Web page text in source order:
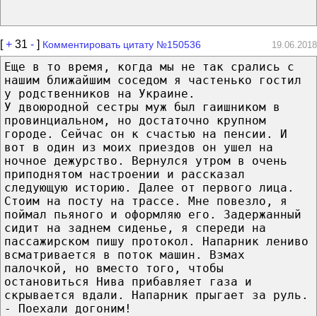
[+ 31 - ] Комментировать цитату №150536 19.06.2018
Еще в то время, когда мы не так срались с
нашим ближайшим соседом я частенько гостил
у родственников на Украине.
У двоюродной сестры муж был гаишником в
провинциальном, но достаточно крупном
городе. Сейчас он к счастью на пенсии. И
вот в один из моих приездов он ушел на
ночное дежурство. Вернулся утром в очень
приподнятом настроении и рассказал
следующую историю. Далее от первого лица.
Стоим на посту на трассе. Мне повезло, я
поймал пьяного и оформляю его. Задержанный
сидит на заднем сиденье, я спереди на
пассажирском пишу протокол. Напарник лениво
всматривается в поток машин. Взмах
палочкой, но вместо того, чтобы
остановиться Нива прибавляет газа и
скрывается вдали. Напарник прыгает за руль.
- Поехали догоним!